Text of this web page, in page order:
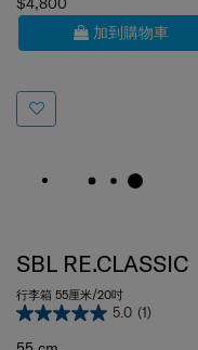
加到購物車
行李箱 55厘米/20吋
5.0
55 cm